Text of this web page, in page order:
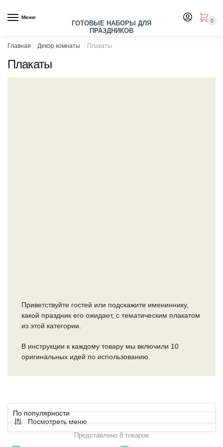
Меню
ГОТОВЫЕ НАБОРЫ ДЛЯ
ПРАЗДНИКОВ
0
Главная / Декор комнаты / Плакаты
Плакаты
Приветствуйте гостей или подскажите имениннику,
какой праздник его ожидает, с тематическим плакатом
из этой категории.
В инструкции к каждому товару мы включили 10
оригинальных идей по использованию.
Посмотреть меню
Представлено 8 товаров